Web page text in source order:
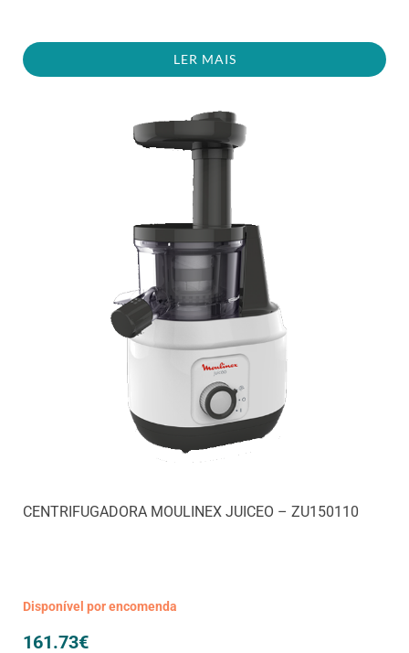
LER MAIS
CENTRIFUGADORA MOULINEX JUICEO – ZU150110
Disponível por encomenda
161.73€